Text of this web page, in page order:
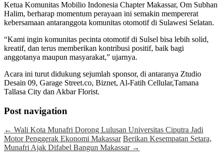
Ketua Komunitas Mobilio Indonesia Chapter Makassar, Om Subhan
Halim, berharap momentum perayaan ini semakin mempererat
kebersamaan antaranggota komunitas otomotif di Sulawesi Selatan.
“Kami ingin komunitas pecinta otomotif di Sulsel bisa lebih solid,
kreatif, dan terus memberikan kontribusi positif, baik bagi
anggotanya maupun masyarakat,” ujarnya.
Acara ini turut didukung sejumlah sponsor, di antaranya Ztudio
Desain 09, Garage Street.co, Biznet, Al-Fatih Cellular,Tamana
Tallasa City dan Akbar Florist.
Post navigation
← Wali Kota Munafri Dorong Lulusan Universitas Ciputra Jadi
Motor Penggerak Ekonomi Makassar Berikan Kesempatan Setara,
Munafri Ajak Difabel Bangun Makassar →